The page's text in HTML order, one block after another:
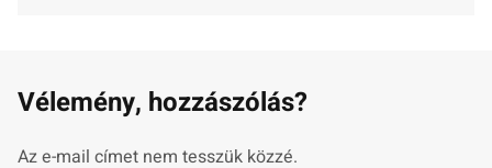
Vélemény, hozzászólás?
Az e-mail címet nem tesszük közzé.